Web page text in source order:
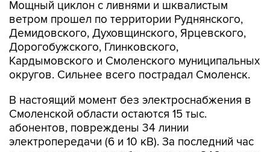
Демидовского, Духовщинского, Ярцевского,
Дорогобужского, Глинковского,
Кардымовского и Смоленского муниципальных
округов. Сильнее всего пострадал Смоленск.
В настоящий момент без электроснабжения в
абонентов, повреждены 34 линии
электропередачи (6 и 10 кВ). За последний час
в диспетчерские службы поступило 846 заявок
об отключении.